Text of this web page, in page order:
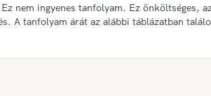
nem ingyenes tanfolyam. Ez önköltséges,
A tanfolyam árát az alábbi táblázatban